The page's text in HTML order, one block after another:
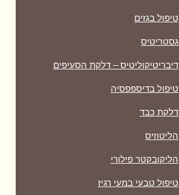
טיפול בגזים
גסטריטיס
דיבריטיקוליטיס – דלקת הסעיפים
טיפול בדיספפסיה
דלקת כבד
הליטוזיס
הליקובקטר פילורי
טיפול טבעי במעי רגיז